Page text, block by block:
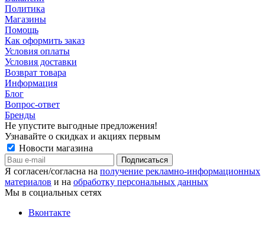
Политика
Магазины
Помощь
Как оформить заказ
Условия оплаты
Условия доставки
Возврат товара
Информация
Блог
Вопрос-ответ
Бренды
Не упустите выгодные предложения!
Узнавайте о скидках и акциях первым
Новости магазина
Я согласен/согласна на получение рекламно-информационных
материалов и на обработку персональных данных
Мы в социальных сетях
Вконтакте